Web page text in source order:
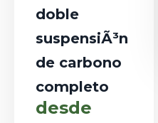
doble
suspensiÃ³n
de carbono
completo
desde